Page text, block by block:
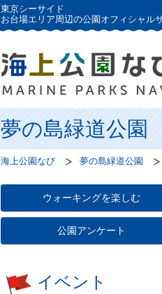
東京シーサイド
お台場エリア周辺の公園オフィシャル
夢の島緑道公園
海上公園なび 夢の島緑道公園
ウォーキングを楽しむ
公園アンケート
イベント